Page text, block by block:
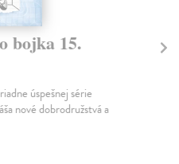
bojka 15.
úspešnej série
nové dobrodružstvá a